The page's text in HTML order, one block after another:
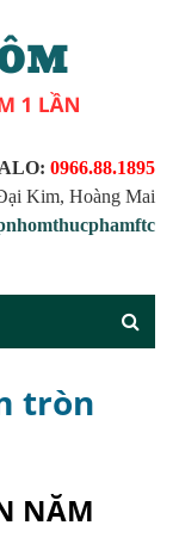
0966.88.1895
Kim, Hoàng Mai
tròn
NĂM